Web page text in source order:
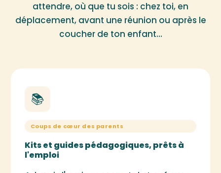
attendre, où que tu sois : chez toi, en
déplacement, avant une réunion ou après le
coucher de ton enfant…
📚
Coups de cœur des parents
Kits et guides pédagogiques, prêts à
l'emploi